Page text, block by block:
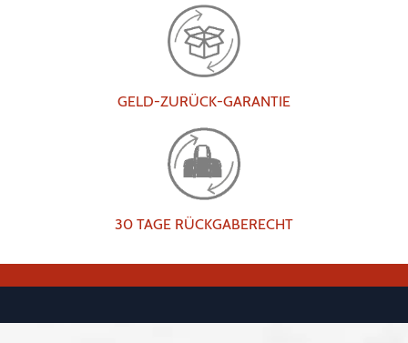
GELD-ZURÜCK-GARANTIE
30 TAGE RÜCKGABERECHT